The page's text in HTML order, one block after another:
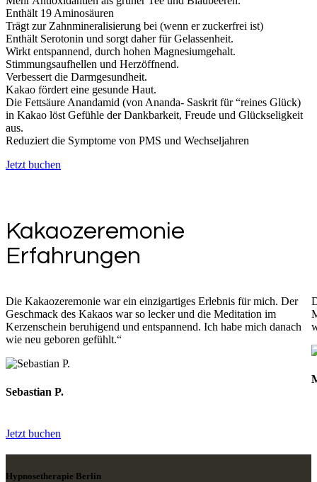
Enthält 19 Aminosäuren
Trägt zur Zahnmineralisierung bei (wenn er zuckerfrei ist)
Enthält Serotonin und sorgt daher für Gelassenheit.
Wirkt entspannend, durch hohen Magnesiumgehalt.
Stimmungsaufhellen und Herzöffnend.
Verbessert die Darmgesundheit.
Kakao fördert eine gesunde Haut.
Die Fettsäure Anandamid (von Ananda- Saskrit für “reines Glück)
in Kakao löst Gefühle der Dankbarkeit, Freude und Glückseligkeit
aus.
Reduziert die Symptome von PMS und Wechseljahren
Jetzt buchen
Kakaozeremonie
Erfahrungen
Die Kakaozeremonie war ein einzigartiges Erlebnis für mich. Der
Geschmack des Kakaos war so lecker und die Meditation im
Kerzenschein beruhigend und entspannend. Ich habe mich danach
wie neu geboren gefühlt.“
Sebastian P.
Jetzt buchen
Hypnosetherapie Berlin